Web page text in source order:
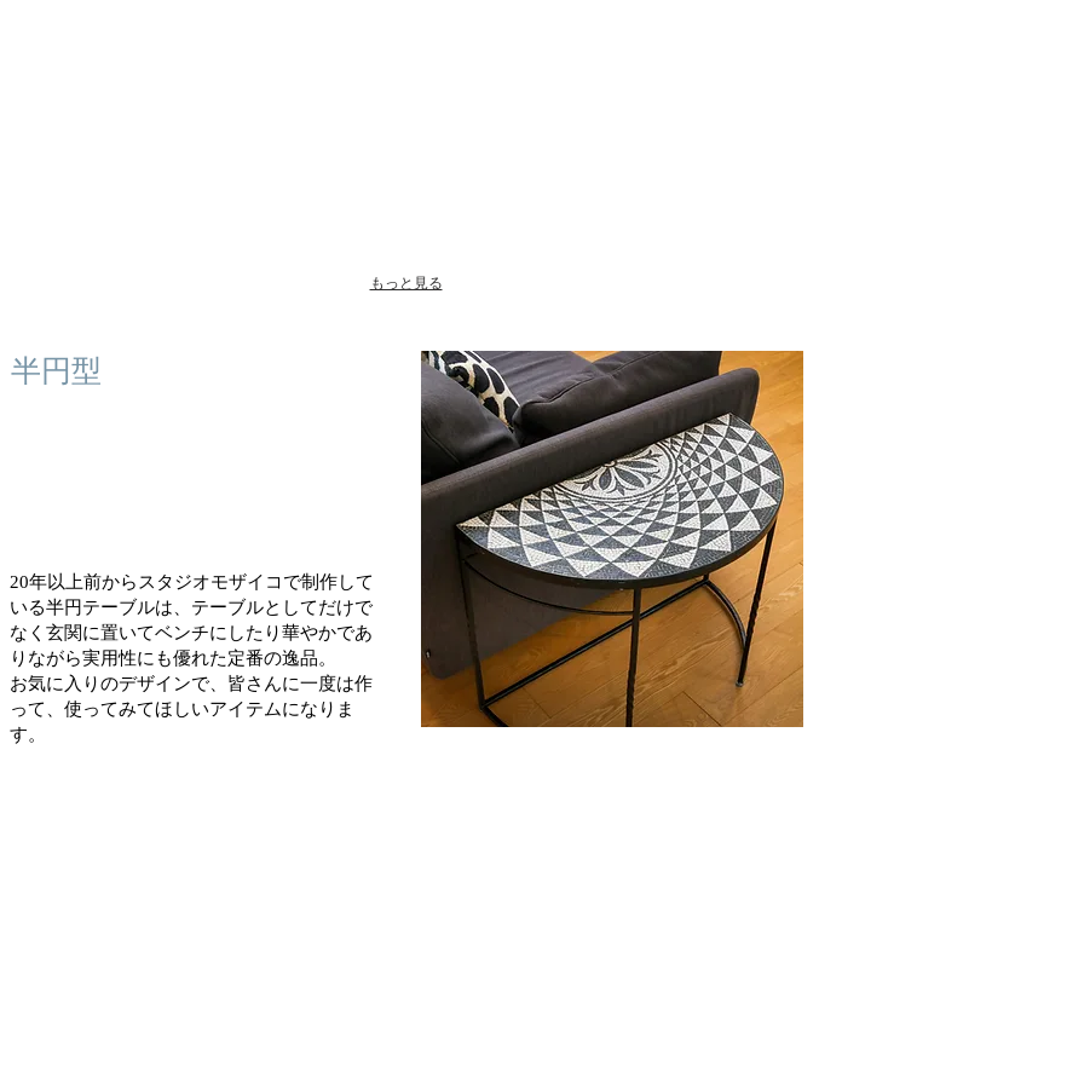
もっと見る
​半円型
20年以上前からスタジオモザイコで制作して
いる半円テーブルは、テーブルとしてだけで
なく玄関に置いてベンチにしたり華やかであ
りながら実用性にも優れた定番の逸品。
​お気に入りのデザインで、皆さんに一度は作
って、使ってみてほしいアイテムになりま
す。